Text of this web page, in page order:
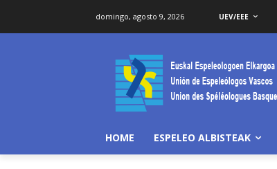
domingo, agosto 9, 2026 UEV/EEE
HOME ESPELEO ALBISTEAK